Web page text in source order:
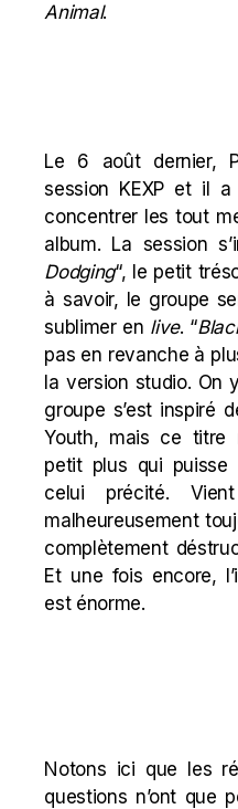
Animal.
Le 6 août dernier,
session KEXP et il a
concentrer les tout
album. La session
Dodging“, le petit
à savoir, le groupe
sublimer en live. “
pas en revanche à
la version studio. On
groupe s’est inspiré
Youth, mais ce titre
petit plus qui
celui précité.
malheureusement
complètement
Et une fois encore,
est énorme.
Notons ici que les
questions n’ont que